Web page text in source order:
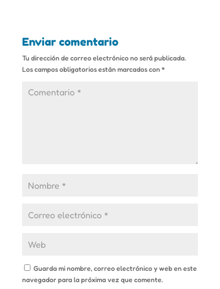
Enviar comentario
Tu dirección de correo electrónico no será publicada.
Los campos obligatorios están marcados con*
Guarda mi nombre, correo electrónico y web en este
navegador para la próxima vez que comente.